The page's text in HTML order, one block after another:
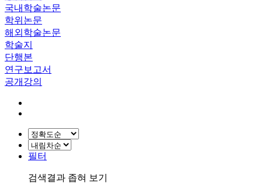
국내학술논문
학위논문
해외학술논문
학술지
단행본
연구보고서
공개강의
필터
검색결과 좁혀 보기